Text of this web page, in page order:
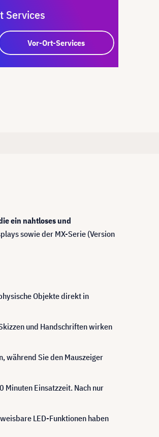
Services
Vor-Ort-Services
ein nahtloses und
sowie der MX-Serie (Version
Objekte direkt in
und Handschriften wirken
während Sie den Mauszeiger
Minuten Einsatzzeit. Nach nur
LED-Funktionen haben